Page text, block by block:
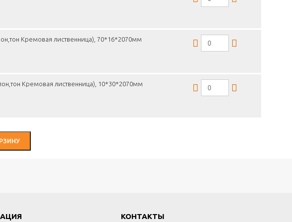
Кремовая лиственница), 70*16*2070мм
Кремовая лиственница), 10*30*2070мм
КОНТАКТЫ